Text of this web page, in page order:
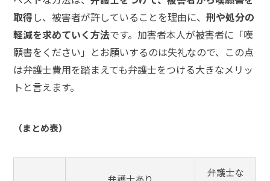
取得し、被害者が許していることを理由に、刑や処分の
軽減を求めていく方法です。加害者本人が被害者に「嘆
願書をください」とお願いするのは失礼なので、この点
は弁護士費用を踏まえても弁護士をつける大きなメリッ
トと言えます。
（まとめ表）
弁護士な